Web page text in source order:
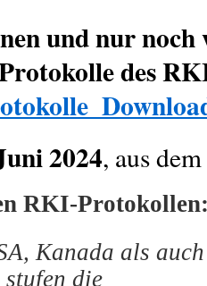
und nur noch
des
2024, aus
RKI-
Kanada als auch
die